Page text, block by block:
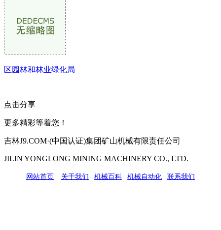
区园林和林业绿化局
点击分享
更多精彩等着您！
吉林J9.COM·(中国认证)集团矿山机械有限责任公司
JILIN YONGLONG MINING MACHINERY CO., LTD.
网站首页 关于我们 机械百科 机械自动化 联系我们